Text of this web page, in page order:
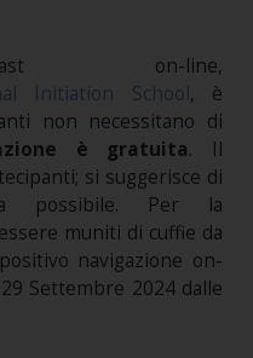
on-line,
Initiation School, è
non necessitano di
è gratuita. Il
si suggerisce di
possibile. Per la
muniti di cuffie da
navigazione on-
Settembre 2024 dalle